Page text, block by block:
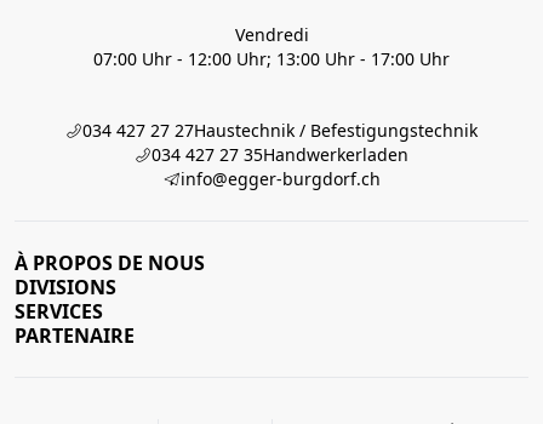
Vendredi
07:00 Uhr - 12:00 Uhr; 13:00 Uhr - 17:00 Uhr
034 427 27 27Haustechnik / Befestigungstechnik
034 427 27 35Handwerkerladen
info@egger-burgdorf.ch
À PROPOS DE NOUS
DIVISIONS
SERVICES
PARTENAIRE